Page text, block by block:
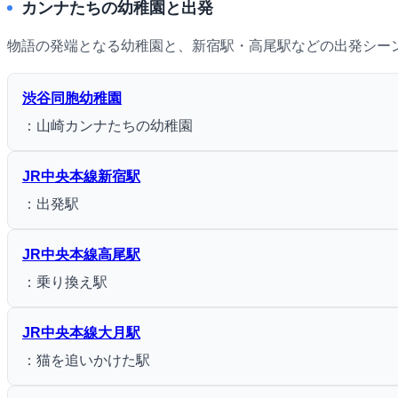
カンナたちの幼稚園と出発
物語の発端となる幼稚園と、新宿駅・高尾駅などの出発シー
渋谷同胞幼稚園
：山崎カンナたちの幼稚園
JR中央本線新宿駅
：出発駅
JR中央本線高尾駅
：乗り換え駅
JR中央本線大月駅
：猫を追いかけた駅